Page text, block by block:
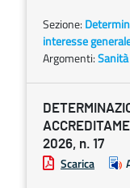
Sezione:
interesse
Argomenti:Sanità
2026, n. 17
Scarica